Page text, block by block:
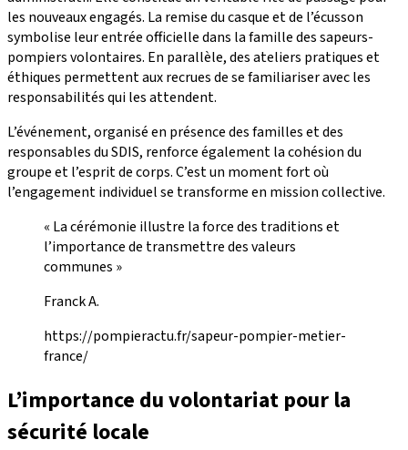
les nouveaux engagés. La remise du casque et de l’écusson
symbolise leur entrée officielle dans la famille des sapeurs-
pompiers volontaires. En parallèle, des ateliers pratiques et
éthiques permettent aux recrues de se familiariser avec les
responsabilités qui les attendent.
L’événement, organisé en présence des familles et des
responsables du SDIS, renforce également la cohésion du
groupe et l’esprit de corps. C’est un moment fort où
l’engagement individuel se transforme en mission collective.
« La cérémonie illustre la force des traditions et
l’importance de transmettre des valeurs
communes »
Franck A.
https://pompieractu.fr/sapeur-pompier-metier-
france/
L’importance du volontariat pour la
sécurité locale